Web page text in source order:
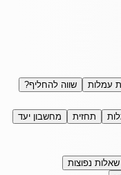
עמלות
שווה להחליף?
תחזית
מחשבון יעד
שאלות נפוצות